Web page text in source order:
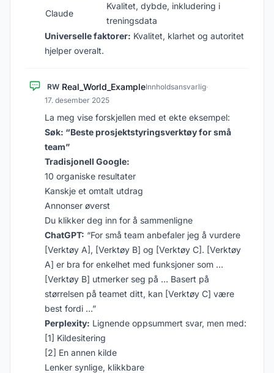
Claude
Kvalitet, dybde, inkludering i
treningsdata
Universelle faktorer: Kvalitet, klarhet og autoritet
hjelper overalt.
RW Real_World_ExampleInnholdsansvarlig·
17. desember 2025
La meg vise forskjellen med et ekte eksempel:
Søk: “Beste prosjektstyringsverktøy for små
team”
Tradisjonell Google:
10 organiske resultater
Kanskje et omtalt utdrag
Annonser øverst
Du klikker deg inn for å sammenligne
ChatGPT: “For små team anbefaler jeg å vurdere
[Verktøy A], [Verktøy B] og [Verktøy C]. [Verktøy
A] er bra for enkelhet med funksjoner som …
[Verktøy B] utmerker seg på … Basert på
størrelsen på teamet ditt, kan [Verktøy C] være
best fordi …”
Perplexity: Lignende oppsummert svar, men med:
[1] Kildesitering
[2] En annen kilde
Lenker synlige, klikkbare